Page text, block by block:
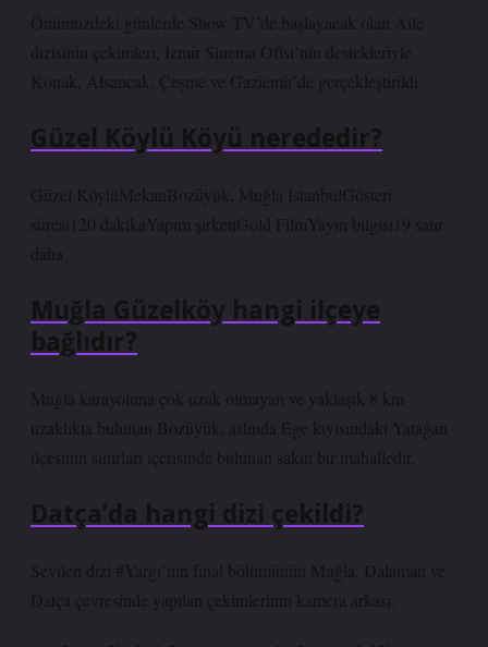
Önümüzdeki günlerde Show TV’de başlayacak olan Aile
dizisinin çekimleri, İzmir Sinema Ofisi’nin destekleriyle
Konak, Alsancak, Çeşme ve Gaziemir’de gerçekleştirildi.
Güzel Köylü Köyü nerededir?
Güzel KöylüMekanBozüyük, Muğla İstanbulGösteri
süresi120 dakikaYapım şirketiGold FilmYayın bilgisi19 satır
daha
Muğla Güzelköy hangi ilçeye
bağlıdır?
Muğla karayoluna çok uzak olmayan ve yaklaşık 8 km
uzaklıkta bulunan Bozüyük, aslında Ege kıyısındaki Yatağan
ilçesinin sınırları içerisinde bulunan sakin bir mahalledir.
Datça’da hangi dizi çekildi?
Sevilen dizi #Yargı’nın final bölümünün Muğla, Dalaman ve
Datça çevresinde yapılan çekimlerinin kamera arkası.